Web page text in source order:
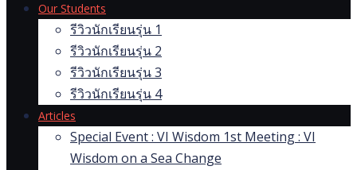
Our Students
รีวิวนักเรียนรุ่น 1
รีวิวนักเรียนรุ่น 2
รีวิวนักเรียนรุ่น 3
รีวิวนักเรียนรุ่น 4
Articles
Special Event : VI Wisdom 1st Meeting : VI
Wisdom on a Sea Change